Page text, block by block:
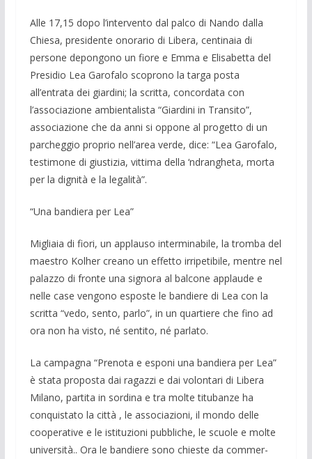
Alle 17,15 dopo l’intervento dal palco di Nando dalla
Chiesa, presidente onora­rio di Libera, centinaia di
persone depon­gono un fiore e Emma e Elisabetta del
Presidio Lea Garofalo scoprono la targa posta
all’entrata dei giardini; la scritta, concordata con
l’associazione ambienta­lista “Giardini in Transito”,
associazione che da anni si oppone al progetto di un
parcheggio proprio nell’area verde, dice: “Lea Garofalo,
testimone di giustizia, vittima della ‘ndrangheta, morta
per la dignità e la legalità”.
“Una bandiera per Lea”
Migliaia di fiori, un applauso intermi­nabile, la tromba del
maestro Kolher creano un effetto irripetibile, mentre nel
palazzo di fronte una signora al balcone applaude e
nelle case vengono esposte le bandiere di Lea con la
scritta “vedo, sen­to, parlo”, in un quartiere che fino ad
ora non ha visto, né sentito, né parlato.
La campagna “Prenota e esponi una bandiera per Lea”
è stata proposta dai ra­gazzi e dai volontari di Libera
Milano, partita in sordina e tra molte titubanze ha
conquistato la città , le associazioni, il mondo delle
cooperative e le istituzioni pubbliche, le scuole e molte
università.. Ora le bandiere sono chieste da commer­